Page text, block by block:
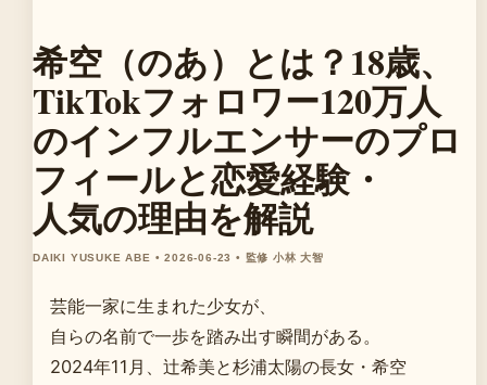
希空（のあ）とは？18歳、
TikTokフォロワー120万人
のインフルエンサーのプロ
フィールと恋愛経験・
人気の理由を解説
DAIKI YUSUKE ABE • 2026-06-23 • 監修 小林 大智
芸能一家に生まれた少女が、
自らの名前で一歩を踏み出す瞬間がある。
2024年11月、辻希美と杉浦太陽の長女・希空